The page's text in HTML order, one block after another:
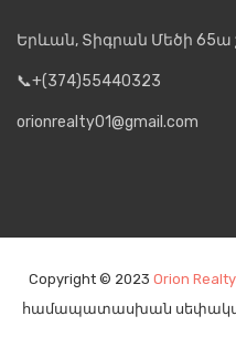
Երևան, Տիգրան Մեծի 65ա
📞+(374)55440323
orionrealty01@gmail.com
Copyright © 2023 Orion Realty
համապատասխան